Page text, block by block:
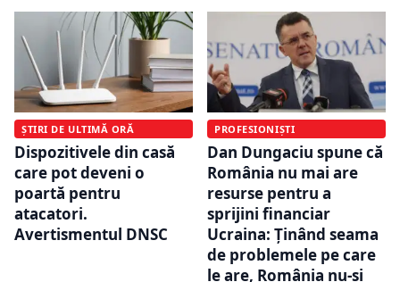
ȘTIRI DE ULTIMĂ ORĂ
Dispozitivele din casă
care pot deveni o
poartă pentru
atacatori.
Avertismentul DNSC
PROFESIONIȘTI
Dan Dungaciu spune că
România nu mai are
resurse pentru a
sprijini financiar
Ucraina: Ținând seama
de problemele pe care
le are, România nu-și